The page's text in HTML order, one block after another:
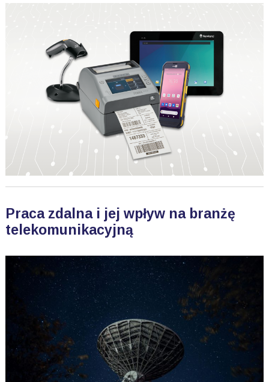
Praca zdalna i jej wpływ na branżę
telekomunikacyjną